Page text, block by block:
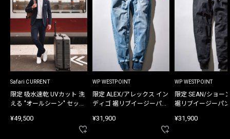
Safari CURRENT
限定 吸水速乾 UVカット 洗
える "オールシーン" セット
¥49,500
WP WESTPOINT
限定 ALEX/アレックス イン
ディゴ 裾リブイージーパン
¥31,900
WP WESTPOINT
限定 SEAN/ショー
裾リブイージーパ
¥31,900